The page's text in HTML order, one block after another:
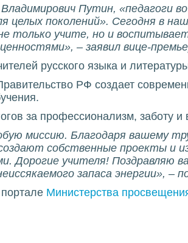
Путин, «педагоги во
целых поколений». Сегодня в
только учите, но и
», – заявил вице-
русского языка и
РФ создает
за профессионализм, заботу и
миссию.Благодаря вашему
собственные проекты и
Дорогие учителя! Поздравляю
запаса энергии», –
Министерства